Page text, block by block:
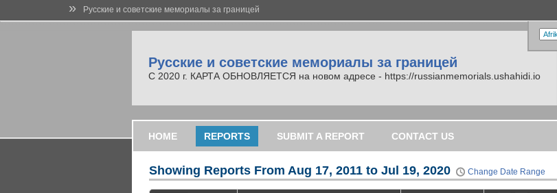
» Русские и советские мемориалы за границей
Русские и советские мемориалы за границей
С 2020 г. КАРТА ОБНОВЛЯЕТСЯ на новом адресе - https://russianmemorials.ushahidi.io
HOME REPORTS SUBMIT A REPORT CONTACT US
Showing Reports From Aug 17, 2011 to Jul 19, 2020 Change Date Range